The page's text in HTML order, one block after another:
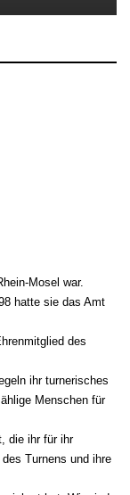
Mosel war.
hatte sie das Amt
des
ihr turnerisches
Menschen für
die ihr für ihr
Turnens und ihre